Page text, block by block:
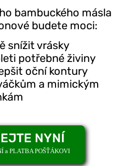
bambuckého másla
budete moci:
snížit vrásky
potřebné živiny
oční kontury
a mimickým
NYNÍ
a PLATBA POŠŤÁKOVI